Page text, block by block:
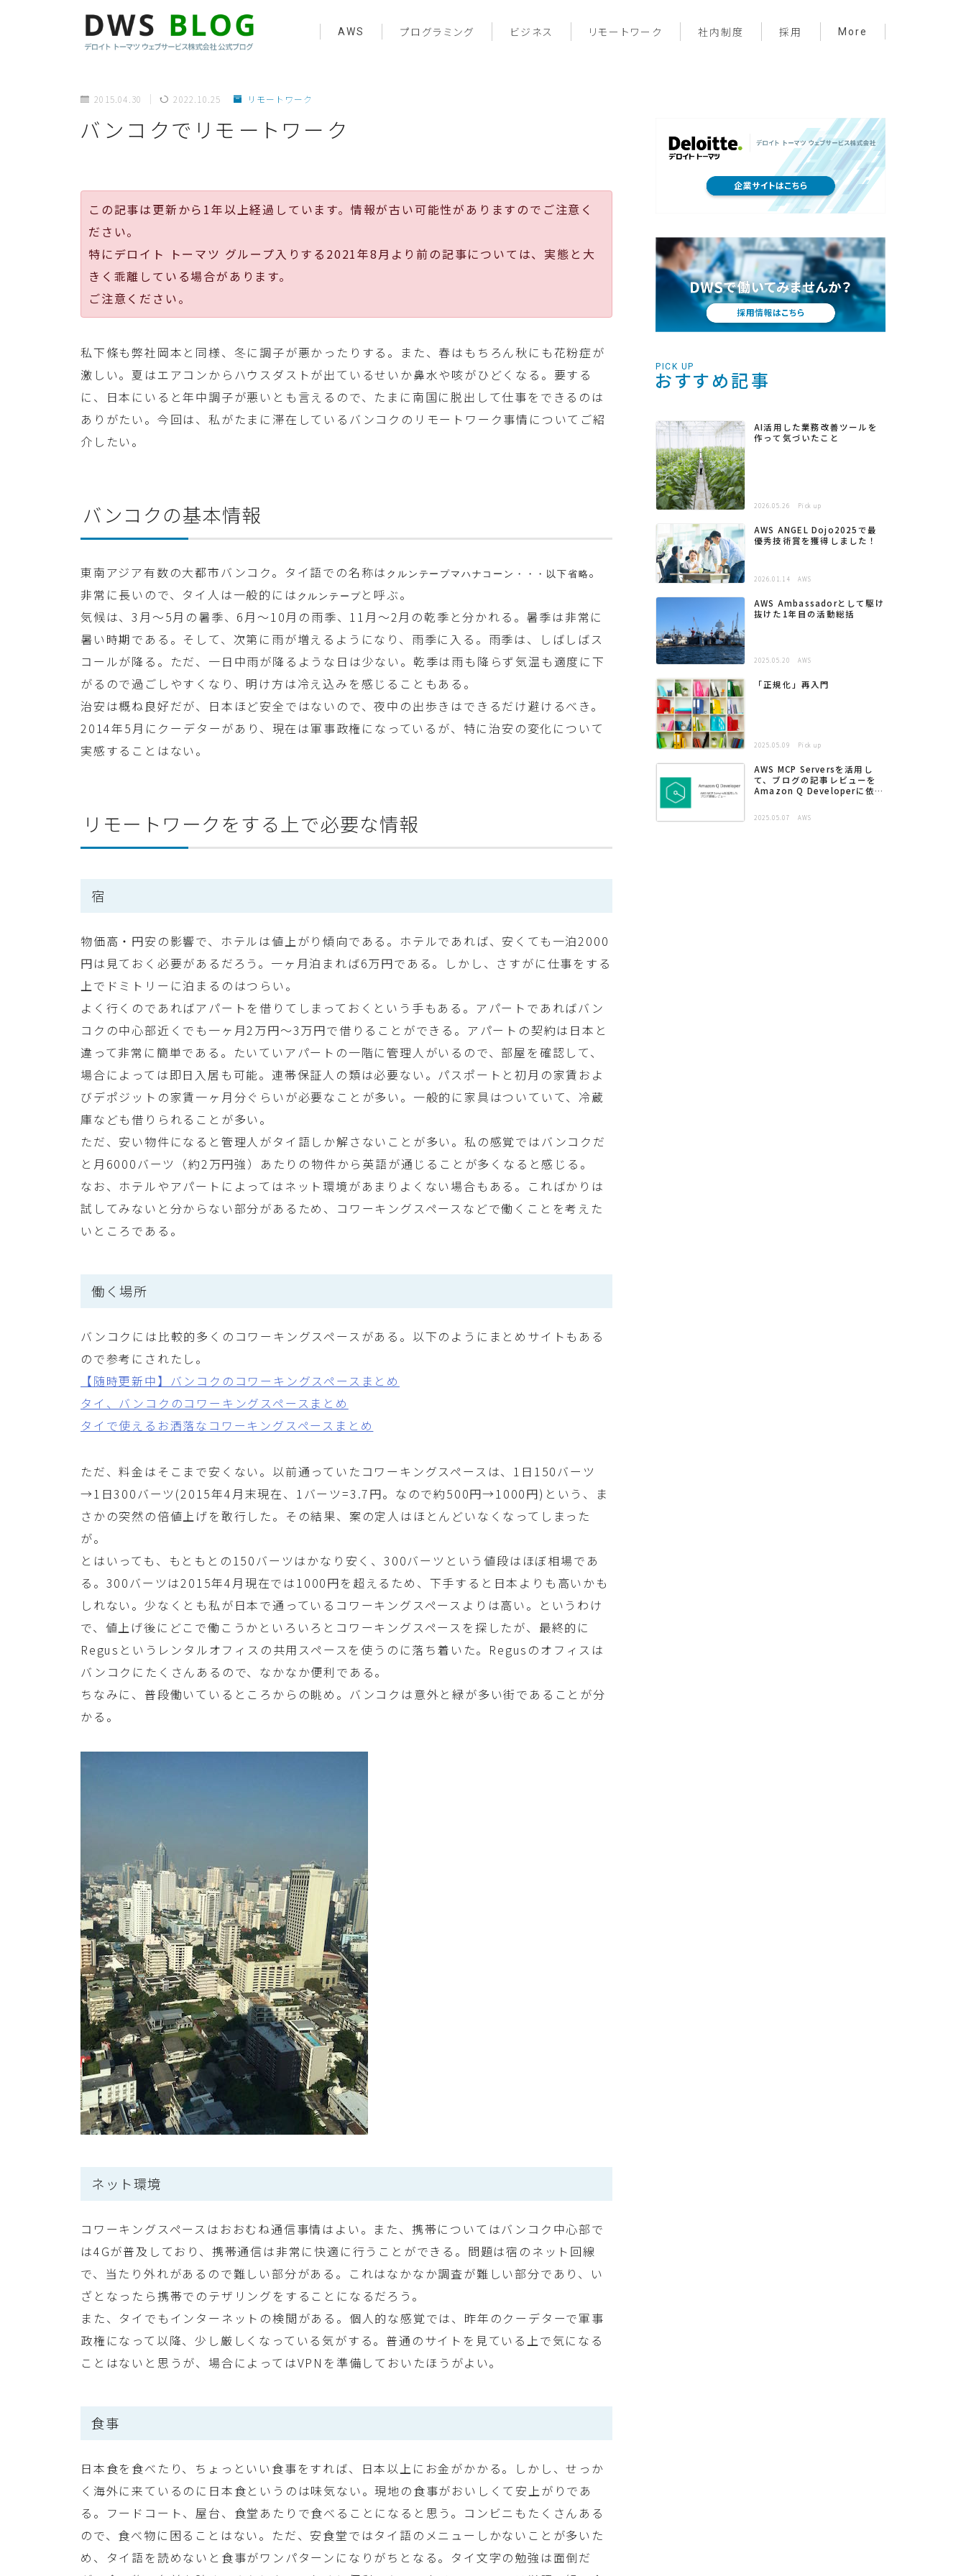
AWS プログラミング ビジネス リモートワーク 社内制度 採用 More
サーバーレス
プライベート
メンバー紹介
2015.04.30 2022.10.25 リモートワーク
バンコクでリモートワーク
この記事は更新から1年以上経過しています。情報が古い可能性がありますのでご注意く
ださい。
特にデロイト トーマツ グループ入りする2021年8月より前の記事については、実態と大
きく乖離している場合があります。
ご注意ください。
私下條も弊社岡本と同様、冬に調子が悪かったりする。また、春はもちろん秋にも花粉症が
激しい。夏はエアコンからハウスダストが出ているせいか鼻水や咳がひどくなる。要する
に、日本にいると年中調子が悪いとも言えるので、たまに南国に脱出して仕事をできるのは
ありがたい。今回は、私がたまに滞在しているバンコクのリモートワーク事情についてご紹
介したい。
バンコクの基本情報
東南アジア有数の大都市バンコク。タイ語での名称は クルンテープマハナコーン・・・以下省略 。
非常に長いので、タイ人は一般的には クルンテープ と呼ぶ。
気候は、3月〜5月の暑季、6月〜10月の雨季、11月〜2月の乾季と分かれる。暑季は非常に
暑い時期である。そして、次第に雨が増えるようになり、雨季に入る。雨季は、しばしばス
コールが降る。ただ、一日中雨が降るような日は少ない。乾季は雨も降らず気温も適度に下
がるので過ごしやすくなり、明け方は冷え込みを感じることもある。
治安は概ね良好だが、日本ほど安全ではないので、夜中の出歩きはできるだけ避けるべき。
2014年5月にクーデターがあり、現在は軍事政権になっているが、特に治安の変化について
実感することはない。
リモートワークをする上で必要な情報
宿
物価高・円安の影響で、ホテルは値上がり傾向である。ホテルであれば、安くても一泊2000
円は見ておく必要があるだろう。一ヶ月泊まれば6万円である。しかし、さすがに仕事をする
上でドミトリーに泊まるのはつらい。
よく行くのであればアパートを借りてしまっておくという手もある。アパートであればバン
コクの中心部近くでも一ヶ月2万円〜3万円で借りることができる。アパートの契約は日本と
違って非常に簡単である。たいていアパートの一階に管理人がいるので、部屋を確認して、
場合によっては即日入居も可能。連帯保証人の類は必要ない。パスポートと初月の家賃およ
びデポジットの家賃一ヶ月分ぐらいが必要なことが多い。一般的に家具はついていて、冷蔵
庫なども借りられることが多い。
ただ、安い物件になると管理人がタイ語しか解さないことが多い。私の感覚ではバンコクだ
と月6000バーツ（約2万円強）あたりの物件から英語が通じることが多くなると感じる。
なお、ホテルやアパートによってはネット環境があまりよくない場合もある。こればかりは
試してみないと分からない部分があるため、コワーキングスペースなどで働くことを考えた
いところである。
働く場所
バンコクには比較的多くのコワーキングスペースがある。以下のようにまとめサイトもある
ので参考にされたし。
【随時更新中】バンコクのコワーキングスペースまとめ
タイ、バンコクのコワーキングスペースまとめ
タイで使えるお洒落なコワーキングスペースまとめ
ただ、料金はそこまで安くない。以前通っていたコワーキングスペースは、1日150バーツ
→1日300バーツ(2015年4月末現在、1バーツ=3.7円。なので約500円→1000円)という、ま
さかの突然の倍値上げを敢行した。その結果、案の定人はほとんどいなくなってしまった
が。
とはいっても、もともとの150バーツはかなり安く、300バーツという値段はほぼ相場であ
る。300バーツは2015年4月現在では1000円を超えるため、下手すると日本よりも高いかも
しれない。少なくとも私が日本で通っているコワーキングスペースよりは高い。というわけ
で、値上げ後にどこで働こうかといろいろとコワーキングスペースを探したが、最終的に
Regusというレンタルオフィスの共用スペースを使うのに落ち着いた。Regusのオフィスは
バンコクにたくさんあるので、なかなか便利である。
ちなみに、普段働いているところからの眺め。バンコクは意外と緑が多い街であることが分
かる。
ネット環境
コワーキングスペースはおおむね通信事情はよい。また、携帯についてはバンコク中心部で
は4Gが普及しており、携帯通信は非常に快適に行うことができる。問題は宿のネット回線
で、当たり外れがあるので難しい部分がある。これはなかなか調査が難しい部分であり、い
ざとなったら携帯でのテザリングをすることになるだろう。
また、タイでもインターネットの検閲がある。個人的な感覚では、昨年のクーデターで軍事
政権になって以降、少し厳しくなっている気がする。普通のサイトを見ている上で気になる
ことはないと思うが、場合によってはVPNを準備しておいたほうがよい。
食事
日本食を食べたり、ちょっといい食事をすれば、日本以上にお金がかかる。しかし、せっか
く海外に来ているのに日本食というのは味気ない。現地の食事がおいしくて安上がりであ
る。フードコート、屋台、食堂あたりで食べることになると思う。コンビニもたくさんある
ので、食べ物に困ることはない。ただ、安食堂ではタイ語のメニューしかないことが多いた
め、タイ語を読めないと食事がワンパターンになりがちとなる。タイ文字の勉強は面倒だ
PICK UP
おすすめ記事
AI活用した業務改善ツールを
作って気づいたこと
2026.05.26 Pick up
AWS ANGEL Dojo2025で最
優秀技術賞を獲得しました！
2026.01.14 AWS
AWS Ambassadorとして駆け
抜けた1年目の活動総括
2025.05.20 AWS
「正規化」再入門
2025.05.09 Pick up
AWS MCP Serversを活用し
て、ブログの記事レビューを
Amazon Q Developerに依頼
2025.05.07 AWS